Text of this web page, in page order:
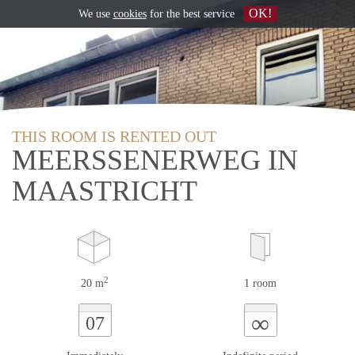
THIS ROOM IS RENTED OUT
MEERSSENERWEG IN
MAASTRICHT
20 m2 1 room
07 ∞
We use cookiesfor the best service OK!